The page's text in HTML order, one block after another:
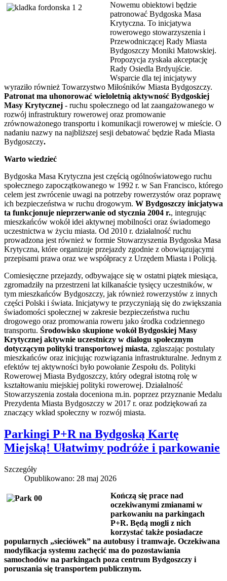
Nowemu obiektowi będzie
patronować Bydgoska Masa
Krytyczna. To inicjatywa
rowerowego stowarzyszenia i
Przewodniczącej Rady Miasta
Bydgoszczy Moniki Matowskiej.
Propozycja zyskała akceptację
Rady Osiedla Brdyujście.
Wsparcie dla tej inicjatywy
wyraziło również Towarzystwo Miłośników Miasta Bydgoszczy.
Patronat ma uhonorować wieloletnią aktywność Bydgoskiej
Masy Krytycznej - ruchu społecznego od lat zaangażowanego w
rozwój infrastruktury rowerowej oraz promowanie
zrównoważonego transportu i komunikacji rowerowej w mieście. O
nadaniu nazwy na najbliższej sesji debatować będzie Rada Miasta
Bydgoszczy.
Warto wiedzieć
Bydgoska Masa Krytyczna jest częścią ogólnoświatowego ruchu
społecznego zapoczątkowanego w 1992 r. w San Francisco, którego
celem jest zwrócenie uwagi na potrzeby rowerzystów oraz poprawę
ich bezpieczeństwa w ruchu drogowym. W Bydgoszczy inicjatywa
ta funkcjonuje nieprzerwanie od stycznia 2004 r., integrując
mieszkańców wokół idei aktywnej mobilności oraz świadomego
uczestnictwa w życiu miasta. Od 2010 r. działalność ruchu
prowadzona jest również w formie Stowarzyszenia Bydgoska Masa
Krytyczna, które organizuje przejazdy zgodnie z obowiązującymi
przepisami prawa oraz we współpracy z Urzędem Miasta i Policją.
Comiesięczne przejazdy, odbywające się w ostatni piątek miesiąca,
zgromadziły na przestrzeni lat kilkanaście tysięcy uczestników, w
tym mieszkańców Bydgoszczy, jak również rowerzystów z innych
części Polski i świata. Inicjatywy te przyczyniają się do zwiększania
świadomości społecznej w zakresie bezpieczeństwa ruchu
drogowego oraz promowania roweru jako środka codziennego
transportu. Środowisko skupione wokół Bydgoskiej Masy
Krytycznej aktywnie uczestniczy w dialogu społecznym
dotyczącym polityki transportowej miasta, zgłaszając postulaty
mieszkańców oraz inicjując rozwiązania infrastrukturalne. Jednym z
efektów tej aktywności było powołanie Zespołu ds. Polityki
Rowerowej Miasta Bydgoszczy, który odegrał istotną rolę w
kształtowaniu miejskiej polityki rowerowej. Działalność
Stowarzyszenia została doceniona m.in. poprzez przyznanie Medalu
Prezydenta Miasta Bydgoszczy w 2017 r. oraz podziękowań za
znaczący wkład społeczny w rozwój miasta.
Parkingi P+R na Bydgoską Kartę
Miejską! Ułatwimy podróże i parkowanie
Szczegóły
Opublikowano: 28 maj 2026
Kończą się prace nad
oczekiwanymi zmianami w
parkowaniu na parkingach
P+R. Będą mogli z nich
korzystać także posiadacze
popularnych „sieciówek” na autobusy i tramwaje. Oczekiwana
modyfikacja systemu zachęcić ma do pozostawiania
samochodów na parkingach poza centrum Bydgoszczy i
poruszania się transportem publicznym.